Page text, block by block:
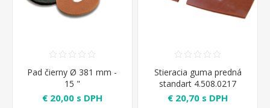
Pad čierny Ø 381 mm -
15 "
€ 20,00 s DPH
Stieracia guma predná
standart 4.508.0217
€ 20,70 s DPH